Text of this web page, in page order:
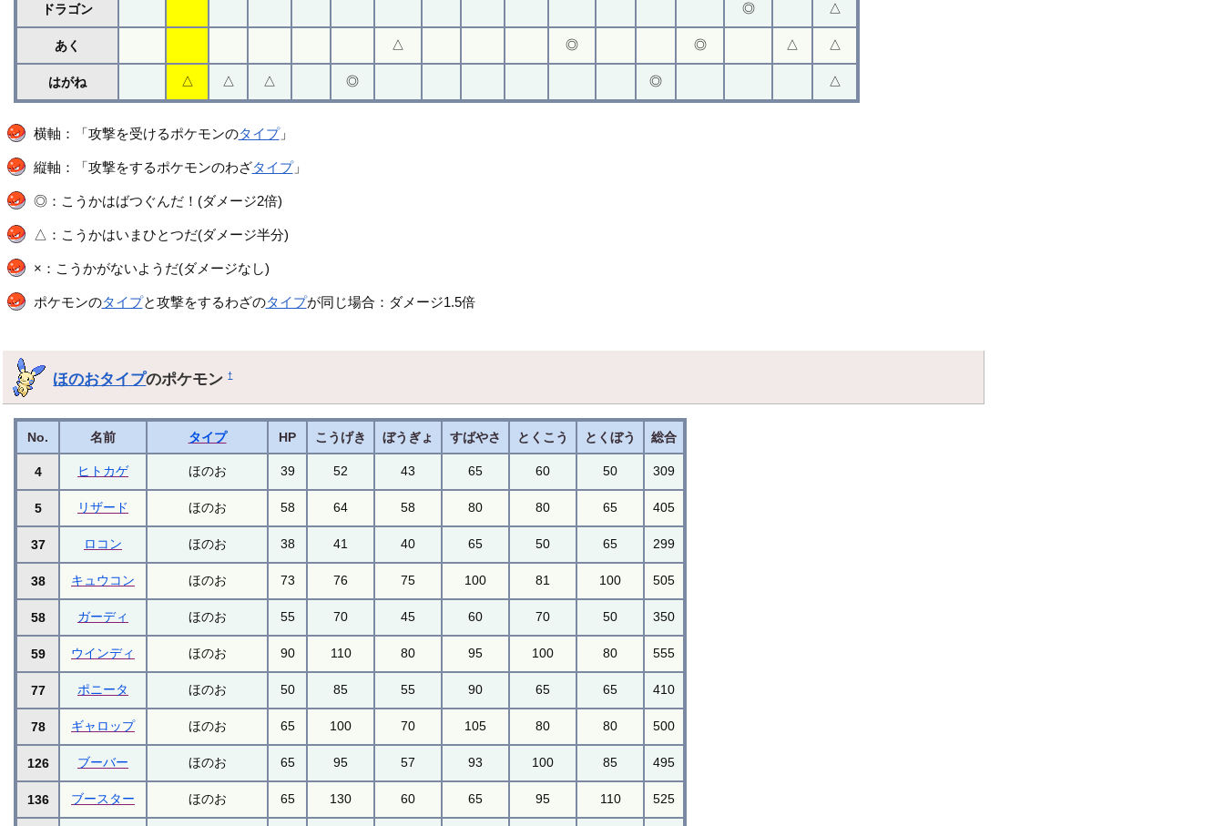
ドラゴン ◎ △
あく △ ◎ ◎ △ △
はがね △ △ △ ◎ ◎ △
横軸：「攻撃を受けるポケモンのタイプ」
縦軸：「攻撃をするポケモンのわざタイプ」
◎：こうかはばつぐんだ！(ダメージ2倍)
△：こうかはいまひとつだ(ダメージ半分)
×：こうかがないようだ(ダメージなし)
ポケモンのタイプと攻撃をするわざのタイプが同じ場合：ダメージ1.5倍
ほのおタイプのポケモン†
No. 名前 タイプ HP こうげき ぼうぎょ すばやさ とくこう とくぼう 総合
4 ヒトカゲ ほのお 39 52 43 65 60 50 309
5 リザード ほのお 58 64 58 80 80 65 405
37 ロコン ほのお 38 41 40 65 50 65 299
38 キュウコン ほのお 73 76 75 100 81 100 505
58 ガーディ ほのお 55 70 45 60 70 50 350
59 ウインディ ほのお 90 110 80 95 100 80 555
77 ポニータ ほのお 50 85 55 90 65 65 410
78 ギャロップ ほのお 65 100 70 105 80 80 500
126 ブーバー ほのお 65 95 57 93 100 85 495
136 ブースター ほのお 65 130 60 65 95 110 525